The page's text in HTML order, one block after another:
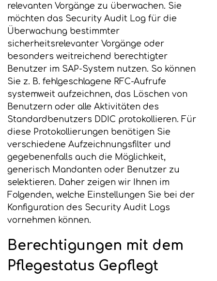
relevanten Vorgänge zu überwachen. Sie
möchten das Security Audit Log für die
Überwachung bestimmter
sicherheitsrelevanter Vorgänge oder
besonders weitreichend berechtigter
Benutzer im SAP-System nutzen. So können
Sie z. B. fehlgeschlagene RFC-Aufrufe
systemweit aufzeichnen, das Löschen von
Benutzern oder alle Aktivitäten des
Standardbenutzers DDIC protokollieren. Für
diese Protokollierungen benötigen Sie
verschiedene Aufzeichnungsfilter und
gegebenenfalls auch die Möglichkeit,
generisch Mandanten oder Benutzer zu
selektieren. Daher zeigen wir Ihnen im
Folgenden, welche Einstellungen Sie bei der
Konfiguration des Security Audit Logs
vornehmen können.
Berechtigungen mit dem
Pflegestatus Gepflegt